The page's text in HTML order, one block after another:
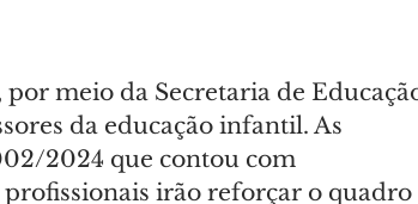
meio da Secretaria de
da educação infantil. As
2024 que contou com
irão reforçar o quadro